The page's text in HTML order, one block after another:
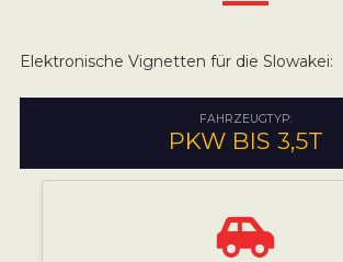
Elektronische Vignetten für die Slowakei:
FAHRZEUGTYP:
PKW BIS 3,5T